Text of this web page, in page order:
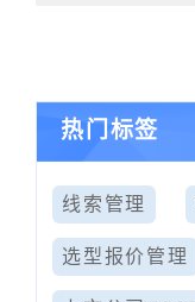
热门标签
线索管理
选型报价管理